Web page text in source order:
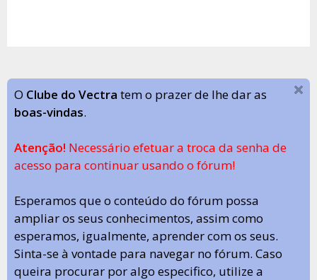
O Clube do Vectra tem o prazer de lhe dar as
boas-vindas.
Atenção! Necessário efetuar a troca da senha de
acesso para continuar usando o fórum!
Esperamos que o conteúdo do fórum possa
ampliar os seus conhecimentos, assim como
esperamos, igualmente, aprender com os seus.
Sinta-se à vontade para navegar no fórum. Caso
queira procurar por algo especifico, utilize a